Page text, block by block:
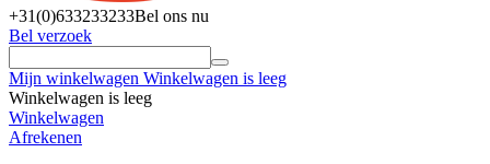
+31(0)633233233Bel ons nu
Bel verzoek
Mijn winkelwagen Winkelwagen is leeg
Winkelwagen is leeg
Winkelwagen
Afrekenen